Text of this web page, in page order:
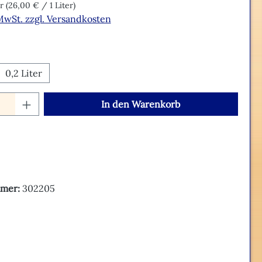
(26,00 € / 1 Liter)
zzgl. Versandkosten
0,2 Liter
Anzahl: Gib den gewünschten Wert
In den Warenkorb
302205